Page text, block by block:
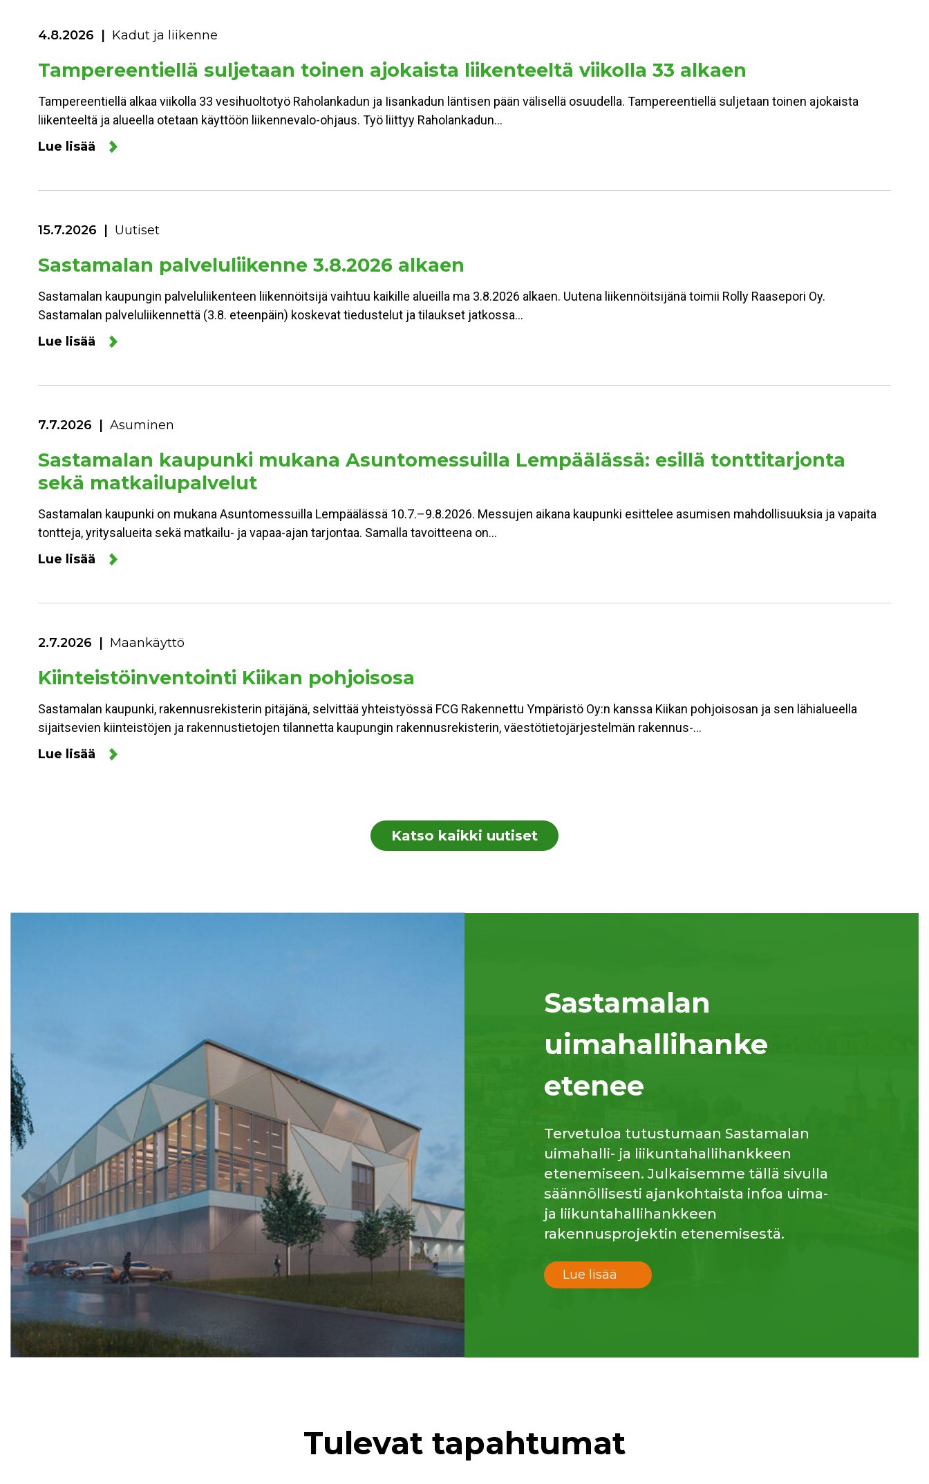
4.8.2026 Kadut ja liikenne
Tampereentiellä suljetaan toinen ajokaista liikenteeltä viikolla 33 alkaen
Tampereentiellä alkaa viikolla 33 vesihuoltotyö Raholankadun ja Iisankadun läntisen pään välisellä osuudella. Tampereentiellä suljetaan toinen ajokaista
liikenteeltä ja alueella otetaan käyttöön liikennevalo-ohjaus. Työ liittyy Raholankadun…
Lue lisää
15.7.2026 Uutiset
Sastamalan palveluliikenne 3.8.2026 alkaen
Sastamalan kaupungin palveluliikenteen liikennöitsijä vaihtuu kaikille alueilla ma 3.8.2026 alkaen. Uutena liikennöitsijänä toimii Rolly Raasepori Oy.
Sastamalan palveluliikennettä (3.8. eteenpäin) koskevat tiedustelut ja tilaukset jatkossa…
Lue lisää
7.7.2026 Asuminen
Sastamalan kaupunki mukana Asuntomessuilla Lempäälässä: esillä tonttitarjonta
sekä matkailupalvelut
Sastamalan kaupunki on mukana Asuntomessuilla Lempäälässä 10.7.–9.8.2026. Messujen aikana kaupunki esittelee asumisen mahdollisuuksia ja vapaita
tontteja, yritysalueita sekä matkailu- ja vapaa-ajan tarjontaa. Samalla tavoitteena on…
Lue lisää
2.7.2026 Maankäyttö
Kiinteistöinventointi Kiikan pohjoisosa
Sastamalan kaupunki, rakennusrekisterin pitäjänä, selvittää yhteistyössä FCG Rakennettu Ympäristö Oy:n kanssa Kiikan pohjoisosan ja sen lähialueella
sijaitsevien kiinteistöjen ja rakennustietojen tilannetta kaupungin rakennusrekisterin, väestötietojärjestelmän rakennus-…
Lue lisää
Katso kaikki uutiset
Sastamalan
uimahallihanke
etenee
Tervetuloa tutustumaan Sastamalan
uimahalli- ja liikuntahallihankkeen
etenemiseen. Julkaisemme tällä sivulla
säännöllisesti ajankohtaista infoa uima-
ja liikuntahallihankkeen
rakennusprojektin etenemisestä.
Lue lisää
Tulevat tapahtumat